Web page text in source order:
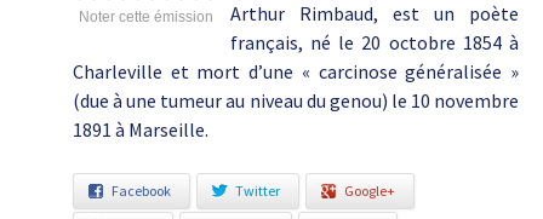
Noter cette émission
Arthur Rimbaud, est un poète
français, né le 20 octobre 1854 à
Charleville et mort d’une « carcinose généralisée »
(due à une tumeur au niveau du genou) le 10 novembre
1891 à Marseille.
Facebook Twitter Google+